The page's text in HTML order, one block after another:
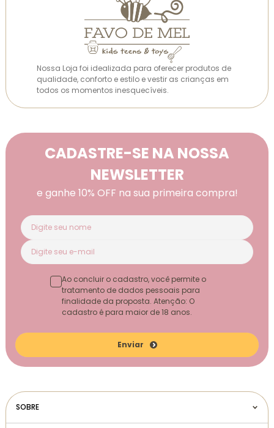
Nossa Loja foi idealizada para oferecer produtos de
qualidade, conforto e estilo e vestir as crianças em
todos os momentos inesquecíveis.
CADASTRE-SE NA NOSSA
NEWSLETTER
e ganhe 10% OFF na sua primeira compra!
Enviar
Ao concluir o cadastro, você permite o
tratamento de dados pessoais para
finalidade da proposta. Atenção: O
cadastro é para maior de 18 anos.
SOBRE